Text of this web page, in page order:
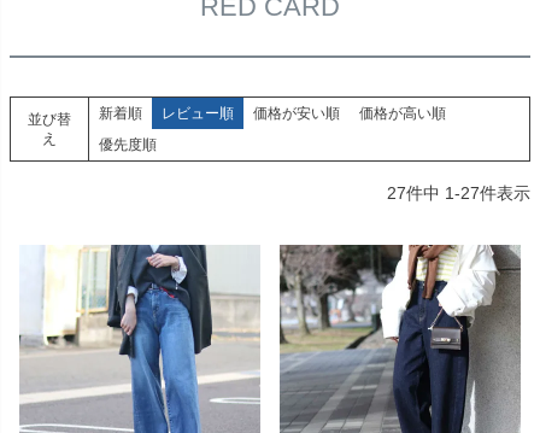
RED CARD
並び替
え
新着順 レビュー順 価格が安い順
価格が高い順
優先度順
27件中 1-27件表示